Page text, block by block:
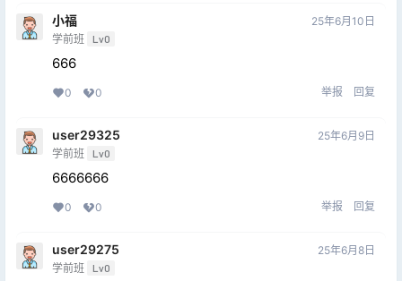
小福
学前班 Lv0
25年6月10日
666
0 0 举报 回复
user29325
学前班 Lv0
25年6月9日
6666666
0 0 举报 回复
user29275
学前班 Lv0
25年6月8日